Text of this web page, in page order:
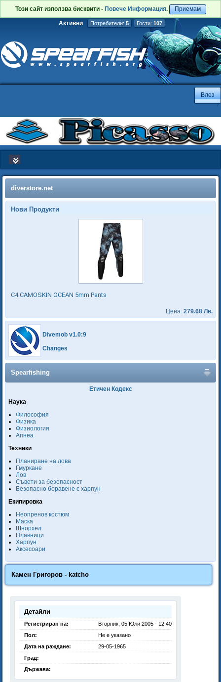
Този сайт използва бисквити - Повече Информация. Приемам
Активни Потребители: 5 Гости: 107
diverstore.net
Нови Продукти
C4 CAMOSKIN OCEAN 5mm Pants
Цена: 279.68 Лв.
Divemob v1.0:9
Changes
Spearfishing
Етичен Кодекс
Наука
Философия
Физика
Физиология
Апнеа
Техники
Планиране на лова
Гмуркане
Лов
Съвети за безопасност
Безопасно боравене с харпун
Екипировка
Неопренов костюм
Маска
Шнорхел
Плавници
Харпун
Аксесоари
Камен Григоров - katcho
Детайли
Регистриран на:
Вторник, 05 Юли 2005 - 12:40
Пол:
Не е указано
Дата на раждане:
29-05-1965
Град:
Държава: